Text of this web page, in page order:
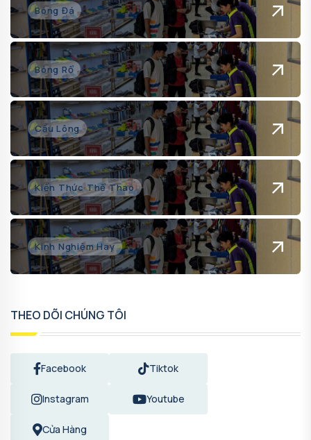
Bóng Đá
Bóng Rổ
Cầu Lông
Kiến Thức Thể Thao
Kinh Nghiệm Hay
THEO DÕI CHÚNG TÔI
Facebook Tiktok
Instagram Youtube
Cửa Hàng